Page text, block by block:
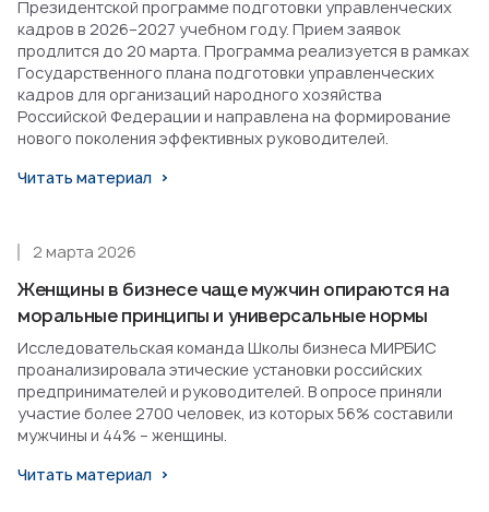
Президентской программе подготовки управленческих
кадров в 2026–2027 учебном году. Прием заявок
продлится до 20 марта. Программа реализуется в рамках
Государственного плана подготовки управленческих
кадров для организаций народного хозяйства
Российской Федерации и направлена на формирование
нового поколения эффективных руководителей.
Читать материал
Женщины в бизнесе чаще мужчин опираются на
моральные принципы и универсальные нормы
2 марта 2026
Исследовательская команда Школы бизнеса МИРБИС
проанализировала этические установки российских
предпринимателей и руководителей. В опросе приняли
участие более 2700 человек, из которых 56% составили
мужчины и 44% – женщины.
Читать материал